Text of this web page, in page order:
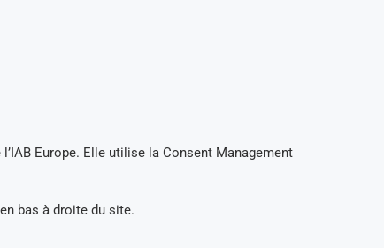
Europe. Elle utilise la Consent Management
bas à droite du site.